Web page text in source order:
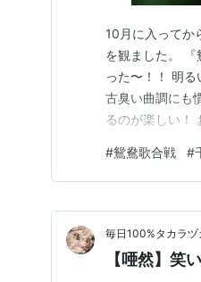
10月に入ってか
を観ました。 『
った〜！！ 明
古臭い曲調にも
るのが楽しい！
分で明るい作
グを観たら、楽
#鴛鴦歌合戦 #
毎日100%タカラヅ
【唖然】笑